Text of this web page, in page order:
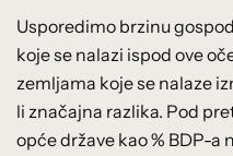
Usporedimo brzinu
koje se nalazi ispod ove
zemljama koje se nalaze
li značajna razlika. Pod
opće države kao % BDP-a